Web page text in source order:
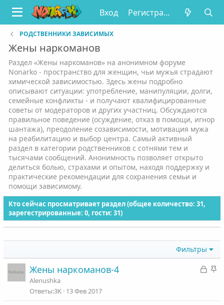
Вход Регистрация
РОДСТВЕННИКИ ЗАВИСИМЫХ
Жены наркоманов
Раздел «Жены наркоманов» на анонимном форуме
Nonarko - пространство для женщин, чьи мужья страдают
химической зависимостью. Здесь жены подробно
описывают ситуации: употребление, манипуляции, долги,
семейные конфликты - и получают квалифицированные
советы от модераторов и других участниц. Обсуждаются
правильное поведение (осуждение, отказ в помощи, игнор
шантажа), преодоление созависимости, мотивация мужа
на реабилитацию и выбор центра. Самый активный
раздел в категории родственников с сотнями тем и
тысячами сообщений. Анонимность позволяет открыто
делиться болью, страхами и опытом, находя поддержку и
практические рекомендации для сохранения семьи и
помощи зависимому.
Кто сейчас просматривает раздел (общее количество: 31,
зарегестрированные: 0, гости: 31)
Фильтры
З
З
Жены наркоманов-4
Alenushka
3K 13 Фев 2017